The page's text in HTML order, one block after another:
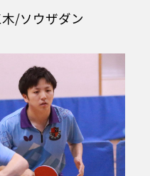
/ソウザダン